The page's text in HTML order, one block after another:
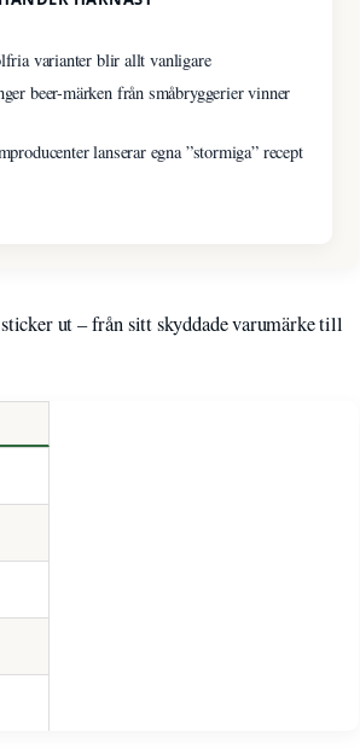
varianter blir allt vanligare
beer-märken från småbryggerier vinner
lanserar egna ”stormiga” recept
ut – från sitt skyddade varumärke till